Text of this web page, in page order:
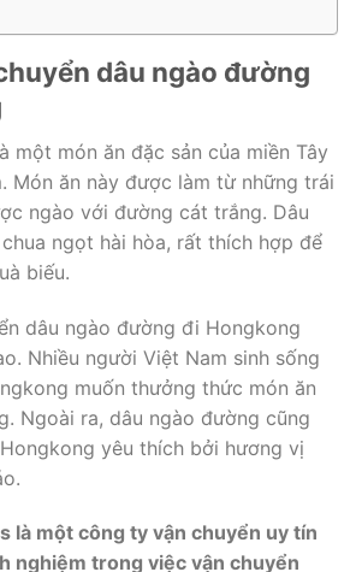
dâu ngào đường
một món ăn đặc sản của miền Tây
Món ăn này được làm từ những trái
ngào với đường cát trắng. Dâu
ngọt hài hòa, rất thích hợp để
biếu.
dâu ngào đường đi Hongkong
Nhiều người Việt Nam sinh sống
muốn thưởng thức món ăn
Ngoài ra, dâu ngào đường cũng
yêu thích bởi hương vị
là một công ty vận chuyển uy tín
nghiệm trong việc vận chuyển